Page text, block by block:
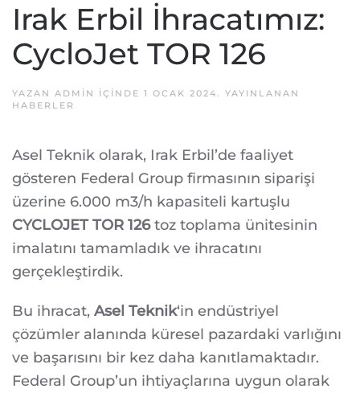
Irak Erbil İhracatımız:
CycloJet TOR 126
YAZAN ADMIN IÇINDE 1 OCAK 2024. YAYINLANAN
HABERLER
Asel Teknik olarak, Irak Erbil’de faaliyet
gösteren Federal Group firmasının siparişi
üzerine 6.000 m3/h kapasiteli kartuşlu
CYCLOJET TOR 126toz toplama ünitesinin
imalatını tamamladık ve ihracatını
gerçekleştirdik.
Bu ihracat, Asel Teknik‘in endüstriyel
çözümler alanında küresel pazardaki varlığını
ve başarısını bir kez daha kanıtlamaktadır.
Federal Group’un ihtiyaçlarına uygun olarak